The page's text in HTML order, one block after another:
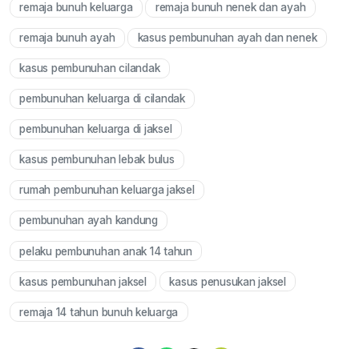
remaja bunuh keluarga remaja bunuh nenek dan ayah
remaja bunuh ayah kasus pembunuhan ayah dan nenek
kasus pembunuhan cilandak
pembunuhan keluarga di cilandak
pembunuhan keluarga di jaksel
kasus pembunuhan lebak bulus
rumah pembunuhan keluarga jaksel
pembunuhan ayah kandung
pelaku pembunuhan anak 14 tahun
kasus pembunuhan jaksel kasus penusukan jaksel
remaja 14 tahun bunuh keluarga